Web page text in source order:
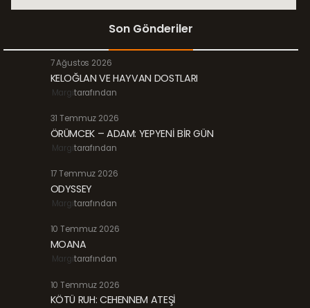
Son Gönderiler
7 Ağustos 2026
KELOĞLAN VE HAYVAN DOSTLARI
Margitarafından
31 Temmuz 2026
ÖRÜMCEK – ADAM: YEPYENİ BİR GÜN
Margitarafından
17 Temmuz 2026
ODYSSEY
Margitarafından
10 Temmuz 2026
MOANA
Margitarafından
10 Temmuz 2026
KÖTÜ RUH: CEHENNEM ATEŞİ